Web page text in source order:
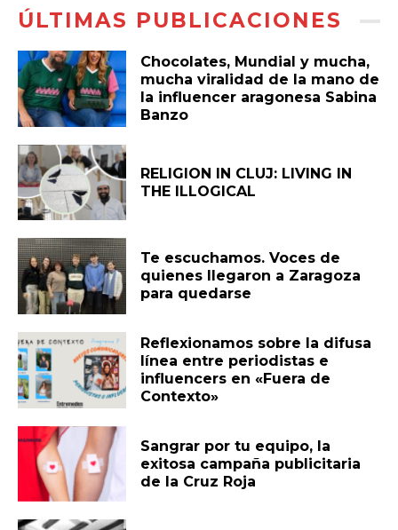
ÚLTIMAS PUBLICACIONES
Chocolates, Mundial y mucha,
mucha viralidad de la mano de
la influencer aragonesa Sabina
Banzo
RELIGION IN CLUJ: LIVING IN
THE ILLOGICAL
Te escuchamos. Voces de
quienes llegaron a Zaragoza
para quedarse
Reflexionamos sobre la difusa
línea entre periodistas e
influencers en «Fuera de
Contexto»
Sangrar por tu equipo, la
exitosa campaña publicitaria
de la Cruz Roja